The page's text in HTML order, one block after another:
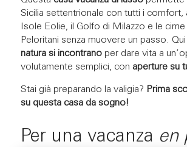
Sicilia settentrionale con tutti i comfort,
Isole Eolie, il Golfo di Milazzo e le
Peloritani senza muovere un passo. Qui
natura si incontranoper dare vita a
volutamente semplici, con aperture su
Stai già preparando la valigia? Prima
su questa casa da sogno!
Per una vacanza en